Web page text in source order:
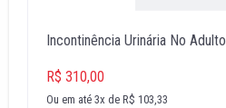
Incontinência Urinária No Adulto
R$ 310,00
Ou em até 3x de R$ 103,33